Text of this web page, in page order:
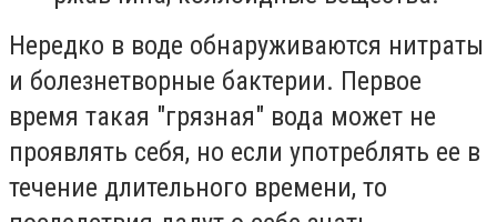
Нередко в воде обнаруживаются нитраты
и болезнетворные бактерии. Первое
время такая "грязная" вода может не
проявлять себя, но если употреблять ее в
течение длительного времени, то